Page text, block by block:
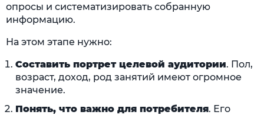
опросы и систематизировать собранную
информацию.
На этом этапе нужно:
Составить портрет целевой аудитории. Пол,
возраст, доход, род занятий имеют огромное
значение.
Понять, что важно для потребителя. Его